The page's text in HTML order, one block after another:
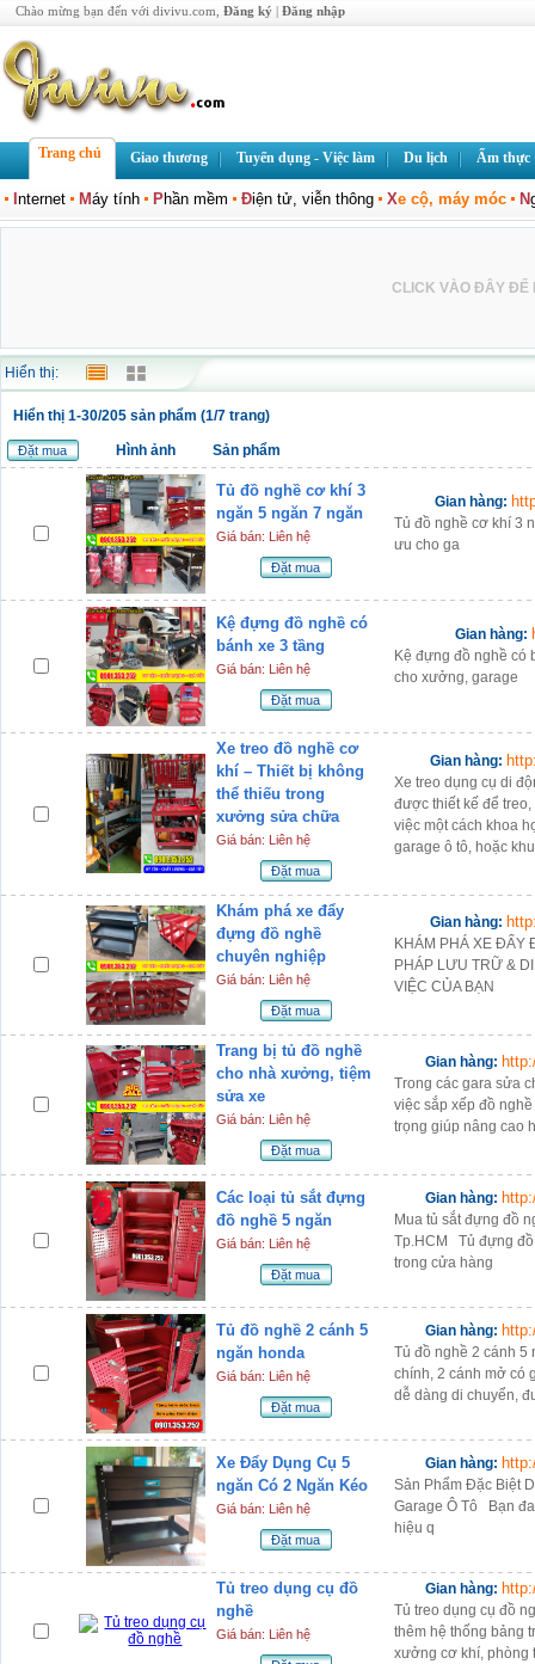
Chào mừng bạn đến với divivu.com, Đăng ký | Đăng nhập
Trang chủ Giao thương Tuyển dụng - Việc làm Du lịch Ẩm thực
nternet Máy tính Phần mềm Điện tử, viễn thông Xe cộ, máy móc N
CLICK VÀO ĐÂY ĐỂ
Hiển thị:
Hiển thị 1-30/205 sản phẩm (1/7 trang)
Đặt mua Hình ảnh Sản phẩm
Tủ đồ nghề cơ khí 3
ngăn 5 ngăn 7 ngăn
Giá bán: Liên hệ
Đặt mua
Gian hàng:
Tủ đồ nghề cơ khí 3
ưu cho ga
Kệ đựng đồ nghề có
bánh xe 3 tầng
Giá bán: Liên hệ
Đặt mua
Gian hàng:
Kệ đựng đồ nghề có
cho xưởng, garage
Xe treo đồ nghề cơ
khí – Thiết bị không
thể thiếu trong
xưởng sửa chữa
Giá bán: Liên hệ
Đặt mua
Gian hàng:
Xe treo dụng cụ di
được thiết kế để
việc một cách khoa
garage ô tô, hoặc
Khám phá xe đẩy
đựng đồ nghề
chuyên nghiệp
Giá bán: Liên hệ
Đặt mua
Gian hàng:
KHÁM PHÁ XE ĐẨY
PHÁP LƯU TRỮ &
VIỆC CỦA BẠN
Trang bị tủ đồ nghề
cho nhà xưởng, tiệm
sửa xe
Giá bán: Liên hệ
Đặt mua
Gian hàng:
Trong các gara sửa
việc sắp xếp đồ
trọng giúp nâng cao
Các loại tủ sắt đựng
đồ nghề 5 ngăn
Giá bán: Liên hệ
Đặt mua
Gian hàng:
Mua tủ sắt đựng đồ
Tp.HCM Tủ đựng
trong cửa hàng
Tủ đồ nghề 2 cánh 5
ngăn honda
Giá bán: Liên hệ
Đặt mua
Gian hàng:
Tủ đồ nghề 2 cánh 5
chính, 2 cánh mở có
dễ dàng di chuyển,
Xe Đẩy Dụng Cụ 5
ngăn Có 2 Ngăn Kéo
Giá bán: Liên hệ
Đặt mua
Gian hàng:
Sản Phẩm Đặc Biệt
Garage Ô Tô Bạn
hiệu q
Tủ treo dụng cụ đồ
nghề
Giá bán: Liên hệ
Gian hàng:
Tủ treo dụng cụ đồ
thêm hệ thống bảng
xưởng cơ khí, phòng